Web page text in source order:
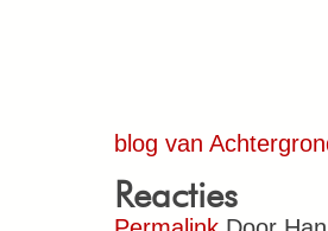
blog van
Reacties